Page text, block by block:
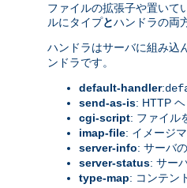
ファイルの拡張子や置いて
ルにタイプとハンドラの両
ハンドラはサーバに組み込
ンドラです。
default-handler:
send-as-is: HTTP
cgi-script: ファイル
imap-file: イメージ
server-info: サーバ
server-status: サー
type-map: コンテン